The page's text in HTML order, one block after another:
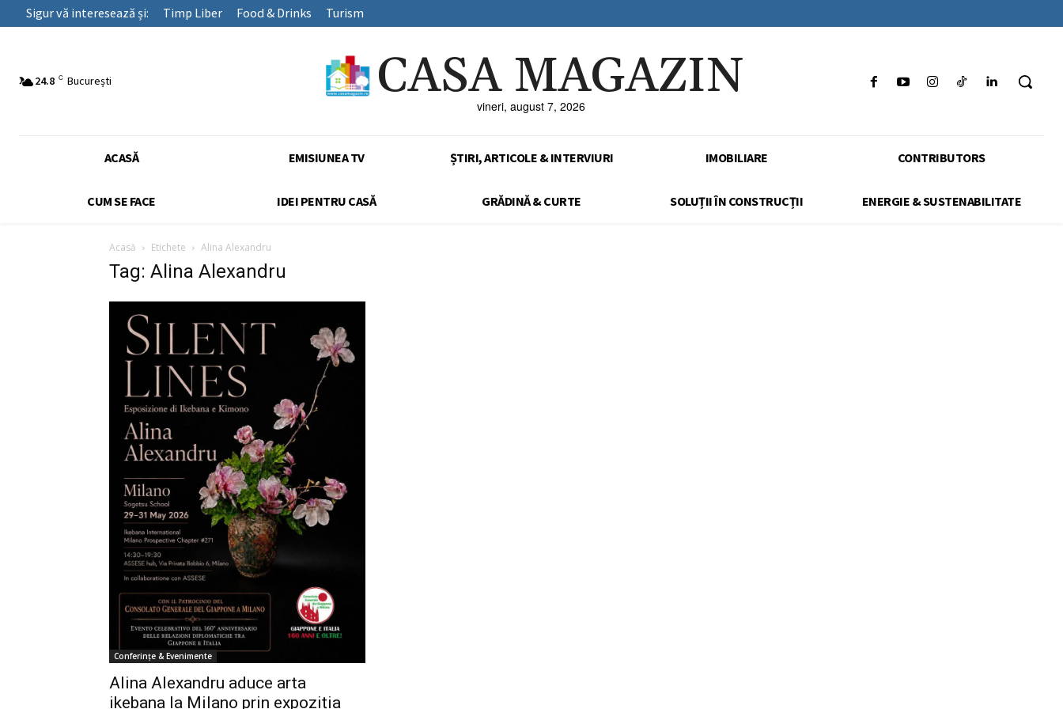
Sigur vă interesează și: Timp Liber Food & Drinks Turism
24.8 C București CASA MAGAZIN
vineri, august 7, 2026
ACASĂ EMISIUNEA TV ȘTIRI, ARTICOLE & INTERVIURI IMOBILIARE CONTRIBUTORS
CUM SE FACE IDEI PENTRU CASĂ GRĂDINĂ & CURTE SOLUȚII ÎN CONSTRUCȚII ENERGIE & SUSTENABILITATE
Acasă Etichete Alina Alexandru
Tag: Alina Alexandru
Conferințe & Evenimente
Alina Alexandru aduce arta
ikebana la Milano prin expoziția